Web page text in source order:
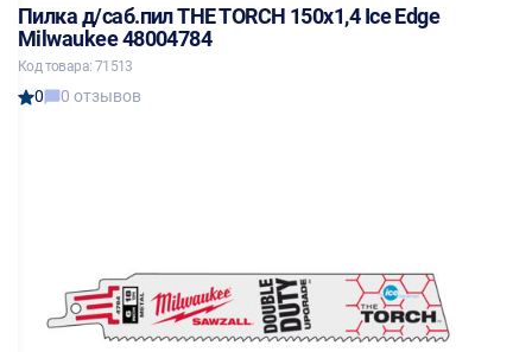
Пилка д/саб.пил THE TORCH 150x1,4 Ice Edge
Milwaukee 48004784
Код товара: 71513
0 0 отзывов